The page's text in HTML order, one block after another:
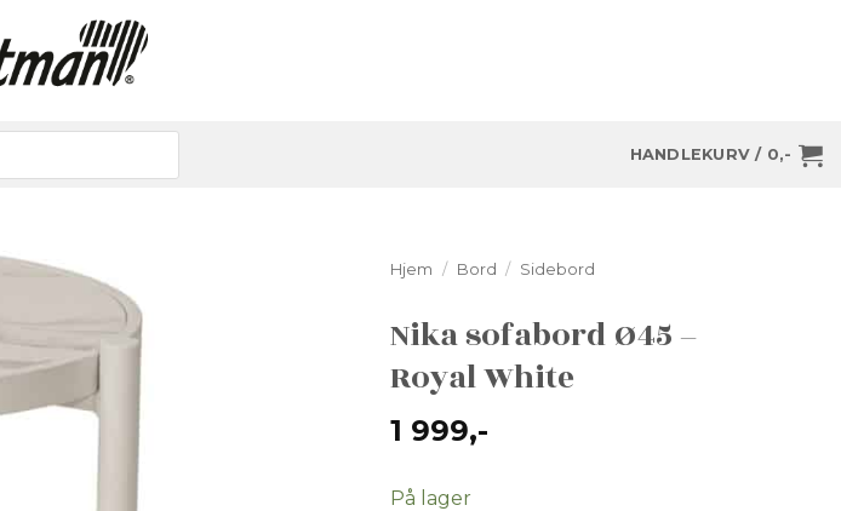
HANDLEKURV / 0,-
Hjem / Bord / Sidebord
Nika sofabord Ø45 –
Royal White
1 999,-
På lager